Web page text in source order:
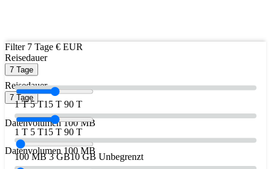
Filter 7 Tage € EUR
Reisedauer
7 Tage
1 T 5 T15 T 90 T
Datenvolumen 100 MB
100 MB 3 GB10 GB Unbegrenzt
Reisedauer
7 Tage
1 T 5 T15 T 90 T
Datenvolumen 100 MB